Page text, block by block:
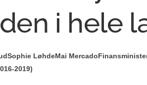
i hele
Sophie LøhdeMai Mercado
2019)